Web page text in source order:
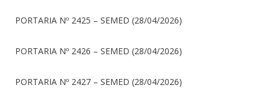
PORTARIA Nº 2425 – SEMED (28/04/2026)
PORTARIA Nº 2426 – SEMED (28/04/2026)
PORTARIA Nº 2427 – SEMED (28/04/2026)